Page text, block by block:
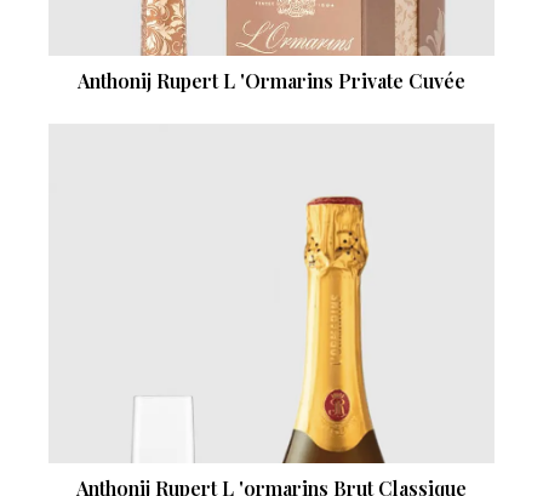
Anthonij Rupert L 'Ormarins Private Cuvée
Anthonij Rupert L 'ormarins Brut Classique